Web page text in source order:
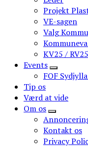
Projekt
VE-sagen
Valg
KV25 /
Events
FOF
Tip os
Værd at vide
Om os
Kontakt os
Privacy